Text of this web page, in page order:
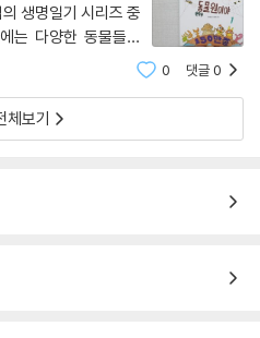
생명일기 시리즈 중
는 다양한 동물들이
리가 흔히 말하는 동
하는 곳이라 별로 마
물원
0 댓글0
체보기